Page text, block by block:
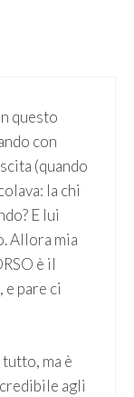
questo
con
(quando
la chi
E lui
Allora mia
è il
pare ci
ma è
agli